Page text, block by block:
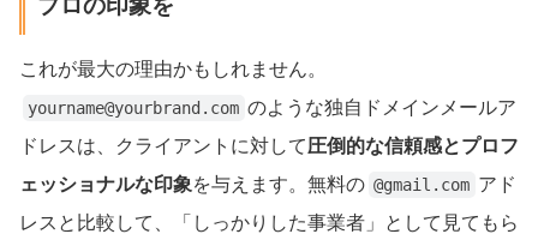
プロの印象を
これが最大の理由かもしれません。
yourname@yourbrand.com のような独自ドメインメールア
ドレスは、クライアントに対して圧倒的な信頼感とプロフ
ェッショナルな印象を与えます。無料の @gmail.com アド
レスと比較して、「しっかりした事業者」として見てもら